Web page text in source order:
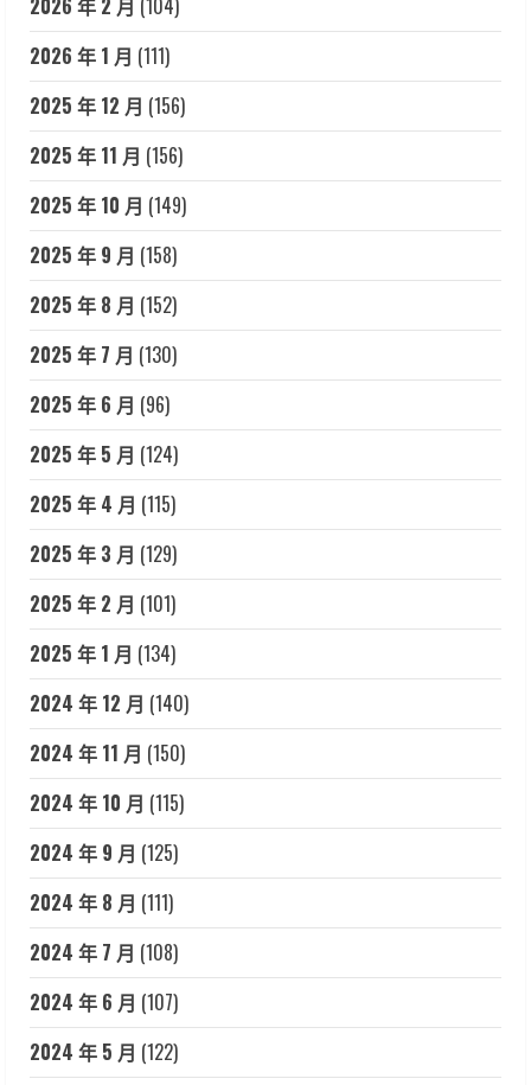
2026 年 2 月 (104)
2026 年 1 月 (111)
2025 年 12 月 (156)
2025 年 11 月 (156)
2025 年 10 月 (149)
2025 年 9 月 (158)
2025 年 8 月 (152)
2025 年 7 月 (130)
2025 年 6 月 (96)
2025 年 5 月 (124)
2025 年 4 月 (115)
2025 年 3 月 (129)
2025 年 2 月 (101)
2025 年 1 月 (134)
2024 年 12 月 (140)
2024 年 11 月 (150)
2024 年 10 月 (115)
2024 年 9 月 (125)
2024 年 8 月 (111)
2024 年 7 月 (108)
2024 年 6 月 (107)
2024 年 5 月 (122)